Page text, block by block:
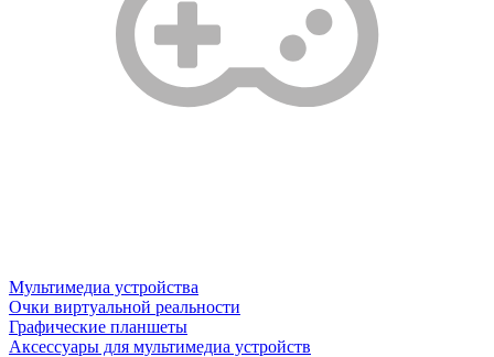
Мультимедиа устройства
Очки виртуальной реальности
Графические планшеты
Аксессуары для мультимедиа устройств